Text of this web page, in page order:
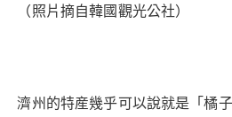
（照片摘自韓國觀光公社）
濟州的特産幾乎可以說就是「橘